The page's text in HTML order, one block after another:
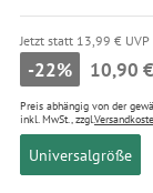
Jetzt statt 13,99 € UVP
-22% 10,90 €
Preis abhängig von der
inkl. MwSt., zzgl.
Universalgröße